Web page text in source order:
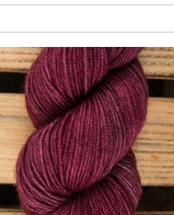
Sock - 04
54,00 zł
regularna:69,00 zł